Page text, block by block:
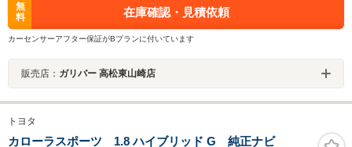
無
料
在庫確認・見積依頼
カーセンサーアフター保証がBプランに付いています
販売店： ガリバー 高松東山崎店
トヨタ
カローラスポーツ 1.8 ハイブリッド G 純正ナビ